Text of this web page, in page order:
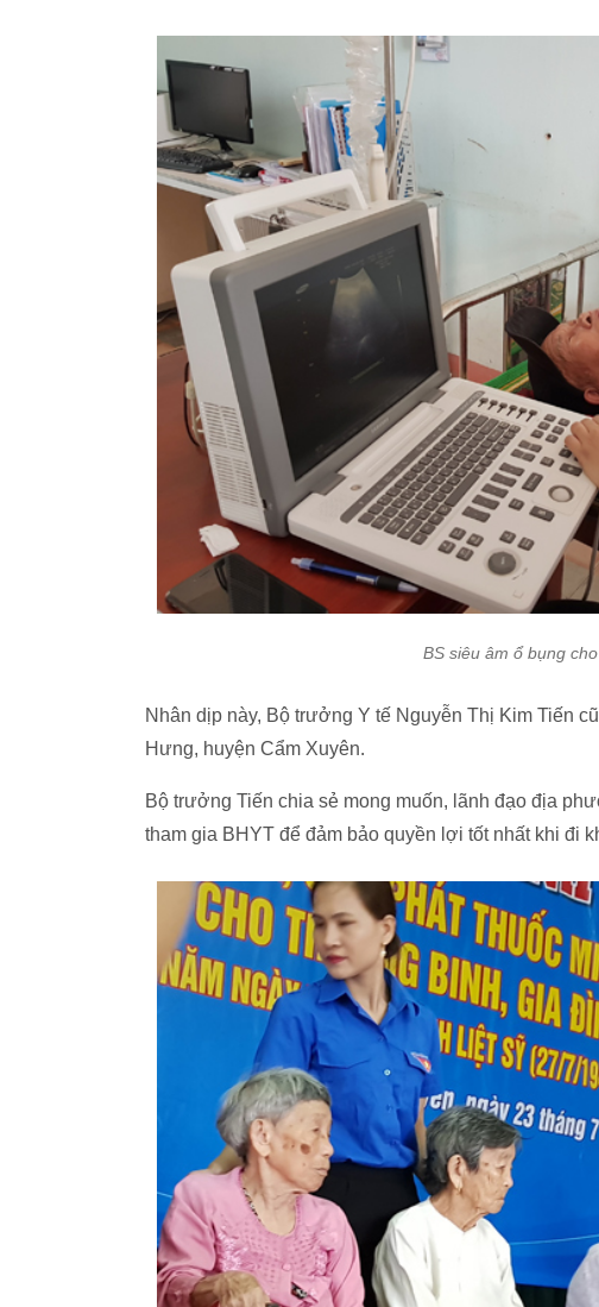
BS siêu âm ổ bụng
Nhân dịp này, Bộ trưởng Y tế Nguyễn Thị Kim Tiến
Hưng, huyện Cẩm Xuyên.
Bộ trưởng Tiến chia sẻ mong muốn, lãnh đạo địa
tham gia BHYT để đảm bảo quyền lợi tốt nhất khi đi